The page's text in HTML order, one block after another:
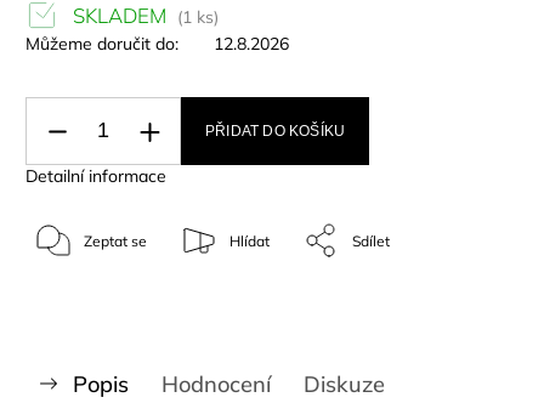
SKLADEM
(1 ks)
Můžeme doručit do:
12.8.2026
PŘIDAT DO KOŠÍKU
Detailní informace
Zeptat se Hlídat Sdílet
Popis Hodnocení Diskuze